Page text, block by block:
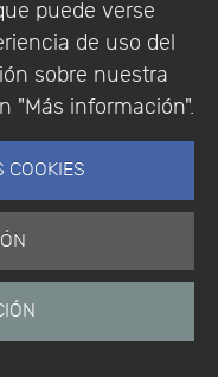
puede verse
de uso del
sobre nuestra
"Más información".
COOKIES
de Privacidad
Software